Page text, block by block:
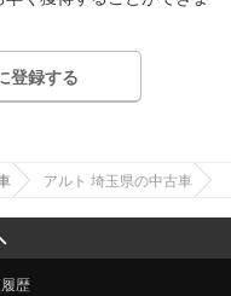
登録する
アルト 埼玉県の中古車
歴